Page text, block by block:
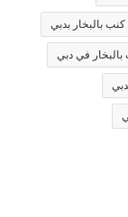
بالبخار بدبي
في دبي